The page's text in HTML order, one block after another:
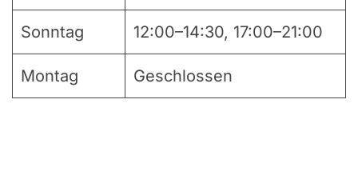
Sonntag 12:00–14:30, 17:00–21:00
Montag Geschlossen